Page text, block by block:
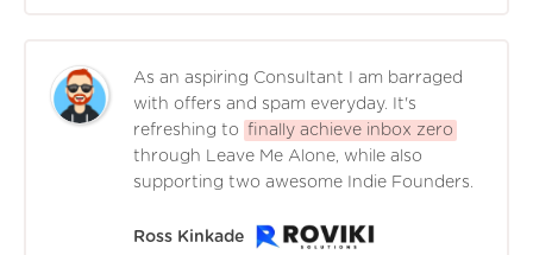
As an aspiring Consultant I am barraged
with offers and spam everyday. It's
refreshing to finally achieve inbox zero
through Leave Me Alone, while also
supporting two awesome Indie Founders.
Ross Kinkade